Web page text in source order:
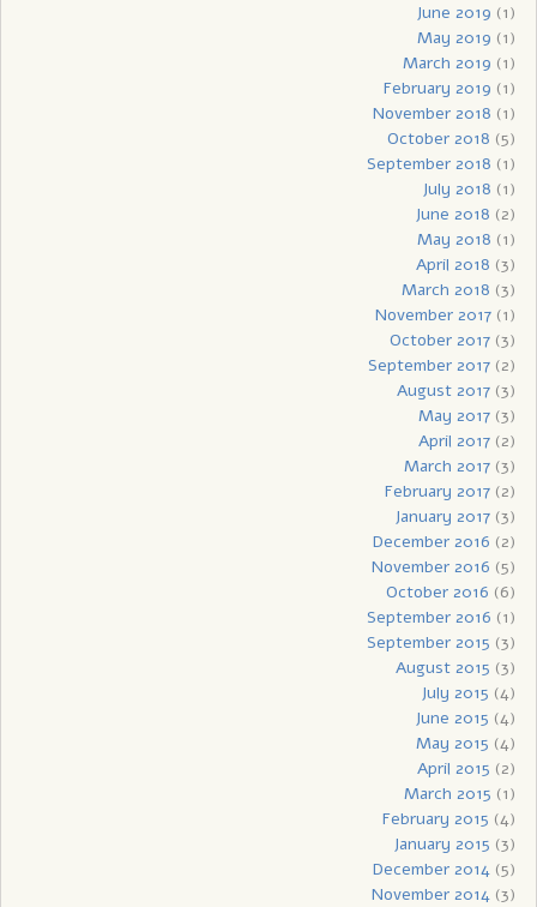
June 2019 (1)
May 2019 (1)
March 2019 (1)
February 2019 (1)
November 2018 (1)
October 2018 (5)
September 2018 (1)
July 2018 (1)
June 2018 (2)
May 2018 (1)
April 2018 (3)
March 2018 (3)
November 2017(1)
October 2017(3)
September 2017(2)
August 2017(3)
May 2017(3)
April 2017(2)
March 2017(3)
February 2017(2)
January 2017(3)
December 2016 (2)
November 2016 (5)
October 2016 (6)
September 2016 (1)
September 2015 (3)
August 2015 (3)
July 2015 (4)
June 2015 (4)
May 2015 (4)
April 2015 (2)
March 2015 (1)
February 2015 (4)
January 2015 (3)
December 2014(5)
November 2014(3)